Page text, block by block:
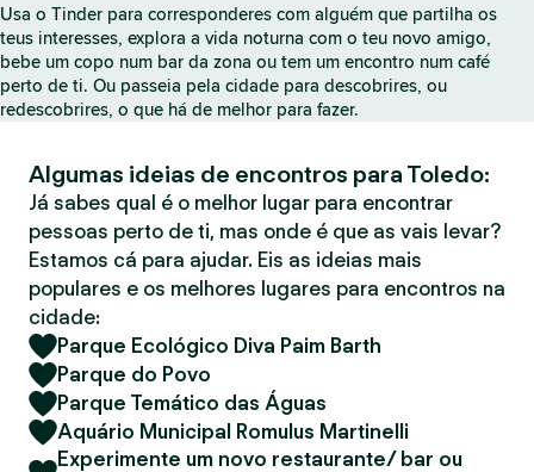
o
T
i
n
r
Usa o Tinder para corresponderes com alguém que partilha os
teus interesses, explora a vida noturna com o teu novo amigo,
bebe um copo num bar da zona ou tem um encontro num café
perto de ti. Ou passeia pela cidade para descobrires, ou
redescobrires, o que há de melhor para fazer.
Algumas ideias de encontros para Toledo:
Já sabes qual é o melhor lugar para encontrar
pessoas perto de ti, mas onde é que as vais levar?
Estamos cá para ajudar. Eis as ideias mais
populares e os melhores lugares para encontros na
cidade:
Parque Ecológico Diva Paim Barth
Parque do Povo
Parque Temático das Águas
Aquário Municipal Romulus Martinelli
Experimente um novo restaurante/ bar ou